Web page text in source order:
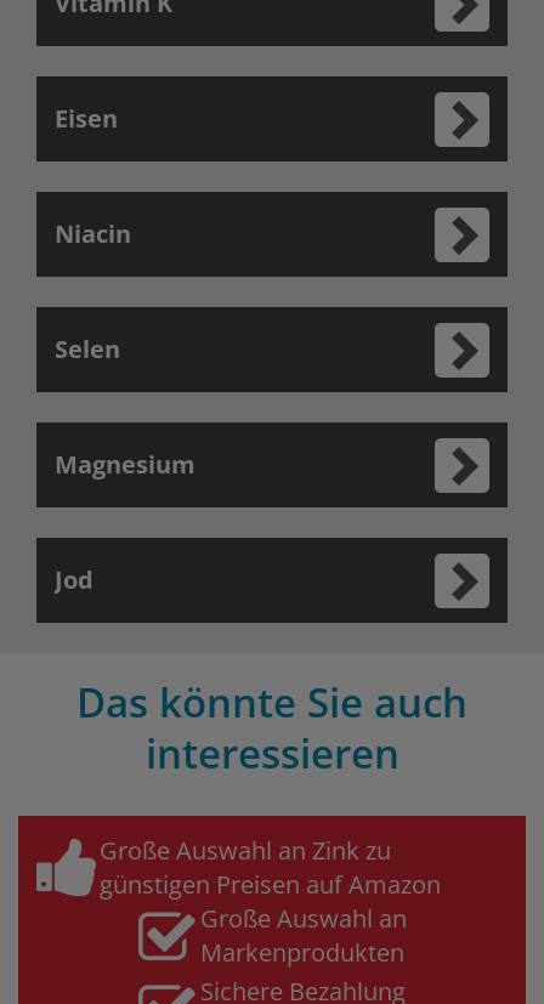
Eisen
Niacin
Selen
Magnesium
Jod
Das könnte Sie auch
interessieren
Große Auswahl an Zink zu
günstigen Preisen auf Amazon
Große Auswahl an
Markenprodukten
Sichere Bezahlung